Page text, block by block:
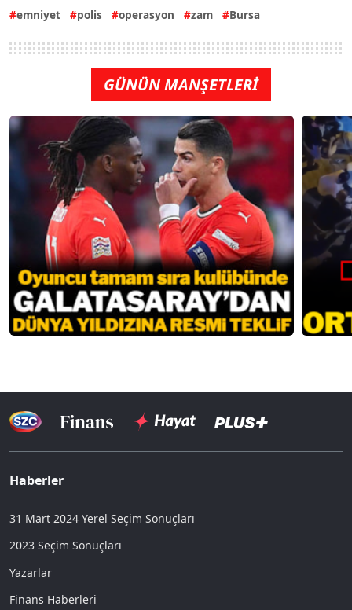
emniyet polis operasyon zam Bursa
GÜNÜN MANŞETLERİ
Haberler
31 Mart 2024 Yerel Seçim Sonuçları
2023 Seçim Sonuçları
Yazarlar
Finans Haberleri